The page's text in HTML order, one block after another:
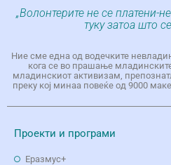
„Волонтерите не се платени-
туку затоа што
Ние сме една од водечките
кога се во прашање
младинскиот активизам,
преку кој минаа повеќе од 9000
Проекти и програми
Еразмус+